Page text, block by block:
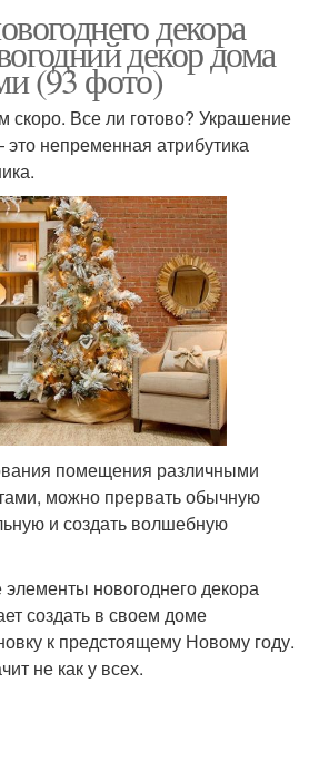
декора
декор дома
(93 фото)
скоро. Все ли готово? Украшение
непременная атрибутика
помещения различными
можно прервать обычную
и создать волшебную
новогоднего декора
создать в своем доме
к предстоящему Новому году.
не как у всех.